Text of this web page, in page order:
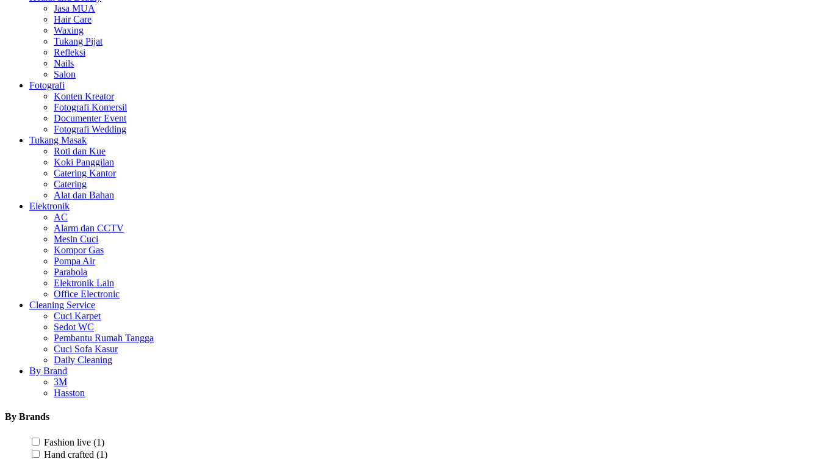
Jasa MUA
Hair Care
Waxing
Tukang Pijat
Refleksi
Nails
Salon
Fotografi
Konten Kreator
Fotografi Komersil
Documenter Event
Fotografi Wedding
Tukang Masak
Roti dan Kue
Koki Panggilan
Catering Kantor
Catering
Alat dan Bahan
Elektronik
AC
Alarm dan CCTV
Mesin Cuci
Kompor Gas
Pompa Air
Parabola
Elektronik Lain
Office Electronic
Cleaning Service
Cuci Karpet
Sedot WC
Pembantu Rumah Tangga
Cuci Sofa Kasur
Daily Cleaning
By Brand
3M
Hasston
By Brands
Fashion live (1)
Hand crafted (1)